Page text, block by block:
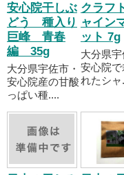
安心院干しぶ
どう 種入り
巨峰 青春
編 35g
大分県宇佐市・
安心院産の甘酸
っぱい種....
クラフ
ャイン
ット 7g
大分県宇
安心院で
れたシャ